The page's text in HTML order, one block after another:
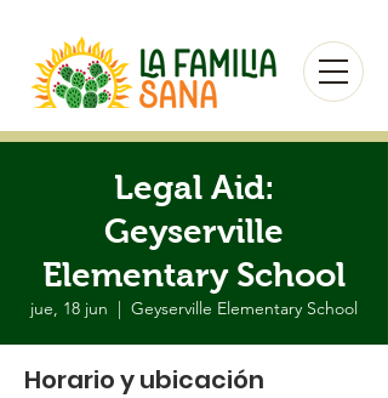
Legal Aid:
Geyserville
Elementary School
jue, 18 jun
  |
Geyserville Elementary School
Horario y ubicación